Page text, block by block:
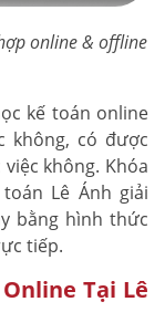
online & offline
kế toán online
không, có được
không. Khóa
Lê Ánh giải
bằng hình thức
tiếp.
Tại Lê